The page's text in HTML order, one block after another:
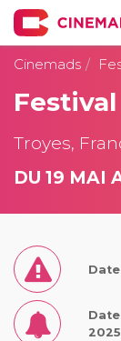
Cinemads
Troyes,
DU 19 MAI
2025